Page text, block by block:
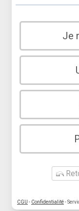
Je
CGU - Confidentialité-